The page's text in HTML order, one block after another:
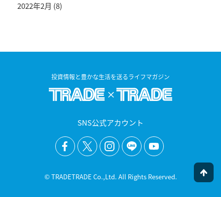
2022年2月 (8)
投資情報と豊かな生活を送るライフマガジン
SNS公式アカウント
© TRADETRADE Co.,Ltd. All Rights Reserved.